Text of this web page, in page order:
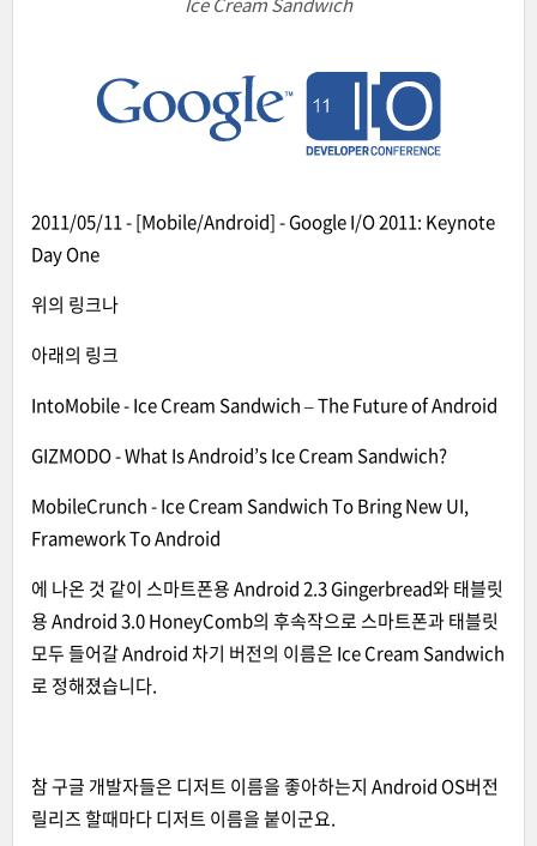
2011/05/11 - [Mobile/Android] - Google I/O 2011: Keynote
Day One
위의 링크나
아래의 링크
IntoMobile-Ice Cream Sandwich – The Future of Android
GIZMODO-What Is Android’s Ice Cream Sandwich?
MobileCrunch-Ice Cream Sandwich To Bring New UI,
Framework To Android
에 나온 것 같이 스마트폰용 Android 2.3 Gingerbread와 태블릿
용 Android 3.0 HoneyComb의 후속작으로 스마트폰과 태블릿
모두 들어갈 Android 차기 버전의 이름은 Ice Cream Sandwich
로 정해졌습니다.
참 구글 개발자들은 디저트 이름을 좋아하는지 Android OS버전
릴리즈 할때마다 디저트 이름을 붙이군요.